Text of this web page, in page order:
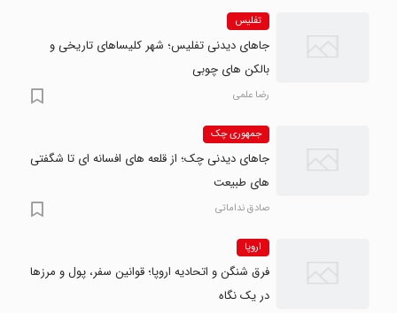
تفلیس
جاهای دیدنی تفلیس؛ شهر کلیساهای تاریخی و
بالکن های چوبی
رضا علمی
جمهوری چک
جاهای دیدنی چک؛ از قلعه های افسانه ای تا شگفتی
های طبیعت
صادق نداماتی
اروپا
فرق شنگن و اتحادیه اروپا؛ قوانین سفر، پول و مرزها
در یک نگاه